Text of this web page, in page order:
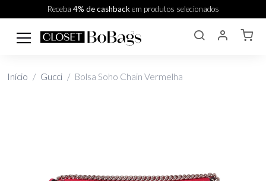
Receba 4% de cashbackem produtos selecionados
Início Gucci Bolsa Soho Chain Vermelha